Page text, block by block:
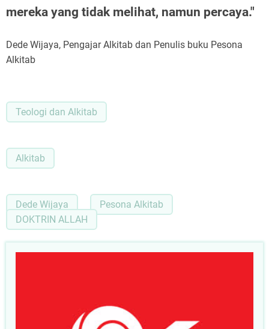
mereka yang tidak melihat, namun percaya."
Dede Wijaya, Pengajar Alkitab dan Penulis buku Pesona
Alkitab
Teologi dan Alkitab
Alkitab
Dede Wijaya
Pesona Alkitab
DOKTRIN ALLAH